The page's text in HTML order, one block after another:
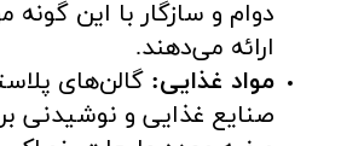
دوام و سازگار با این گونه
ارائه می‌دهند.
مواد غذایی:
صنایع غذایی و نوشیدنی